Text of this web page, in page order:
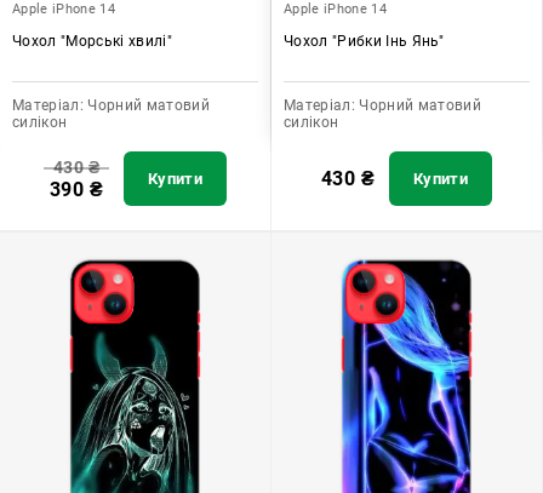
Apple iPhone 14
Чохол "Морські хвилі"
Матеріал: Чорний матовий
силікон
430₴
390 ₴ Купити
Apple iPhone 14
Чохол "Рибки Інь Янь"
Матеріал: Чорний матовий
силікон
430 ₴ Купити